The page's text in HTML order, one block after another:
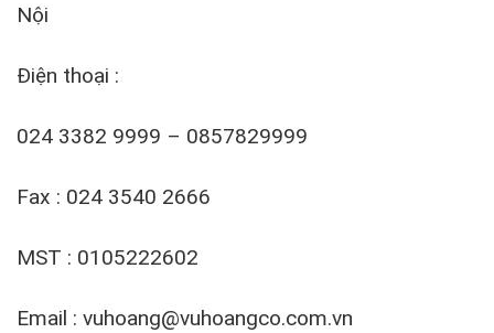
Nội
Điện thoại :
024 3382 9999 – 0857829999
Fax : 024 3540 2666
MST : 0105222602
Email : vuhoang@vuhoangco.com.vn